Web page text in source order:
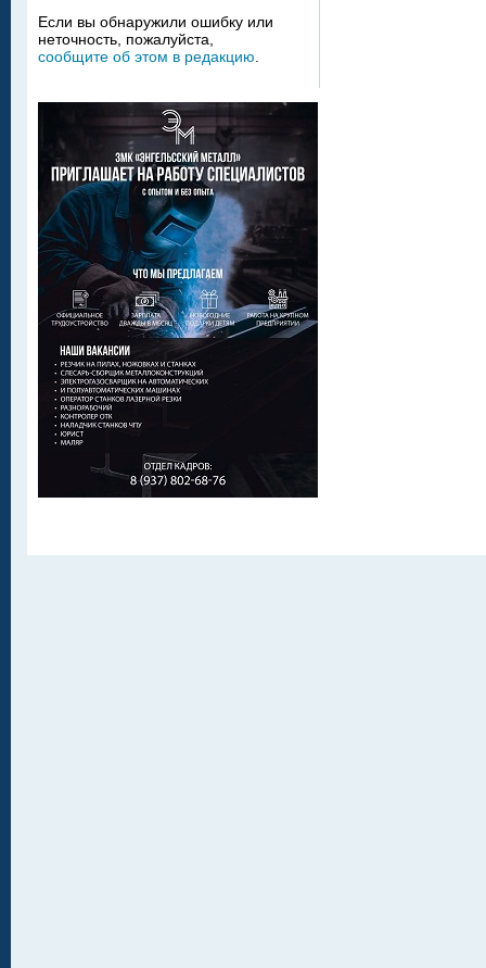
Если вы обнаружили ошибку или
неточность, пожалуйста,
сообщите об этом в редакцию